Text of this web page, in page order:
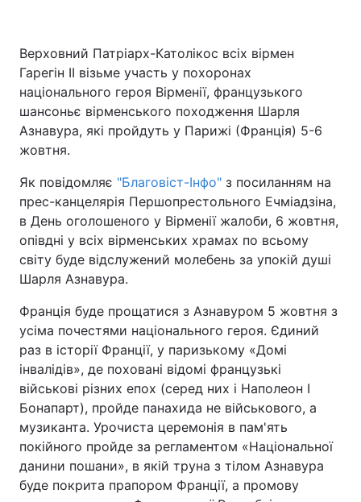
Головна Війна
Україна
Економіка Світ
Спорт Наука
Техно і зв'язок Лайт
Здоров'я Туризм
Цікавинки Погода
Екологія Регіони
Лонгріди
Відео з Youtube Статті
Верховний Патріарх-Католікос всіх вірмен
Гарегін II візьме участь у похоронах
національного героя Вірменії, французького
шансоньє вірменського походження Шарля
Азнавура, які пройдуть у Парижі (Франція) 5-6
жовтня.
Як повідомляє "Благовіст-Інфо" з посиланням на
прес-канцелярія Першопрестольного Ечміадзіна,
в День оголошеного у Вірменії жалоби, 6 жовтня,
опівдні у всіх вірменських храмах по всьому
світу буде відслужений молебень за упокій душі
Шарля Азнавура.
Франція буде прощатися з Азнавуром 5 жовтня з
усіма почестями національного героя. Єдиний
раз в історії Франції, у паризькому «Домі
інвалідів», де поховані відомі французькі
військові різних епох (серед них і Наполеон I
Бонапарт), пройде панахида не військового, а
музиканта. Урочиста церемонія в пам'ять
покійного пройде за регламентом «Національної
данини пошани», в якій труна з тілом Азнавура
буде покрита прапором Франції, а промову